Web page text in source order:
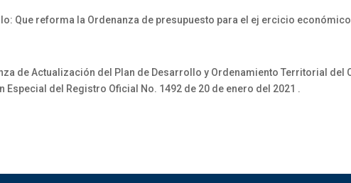
Que reforma la Ordenanza de presupuesto para el ej ercicio
de Actualización del Plan de Desarrollo y Ordenamiento Territorial del
Especial del Registro Oficial No. 1492 de 20 de enero del 2021 .